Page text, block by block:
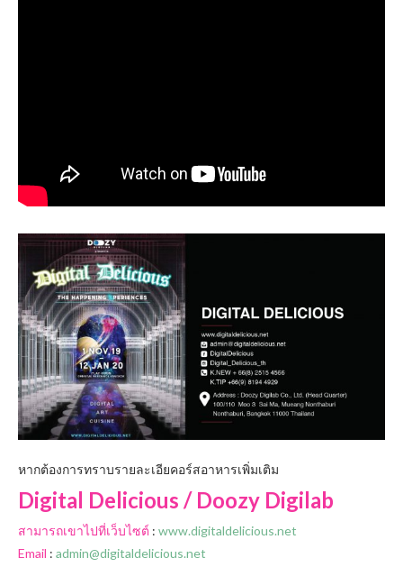
หากต้องการทราบรายละเอียคอร์สอาหารเพิ่มเติม
Digital Delicious / Doozy Digilab
สามารถเขาไปที่เว็บไซต์ : www.digitaldelicious.net
Email : admin@digitaldelicious.net